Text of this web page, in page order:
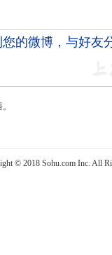
© 2018 Sohu.com Inc. All